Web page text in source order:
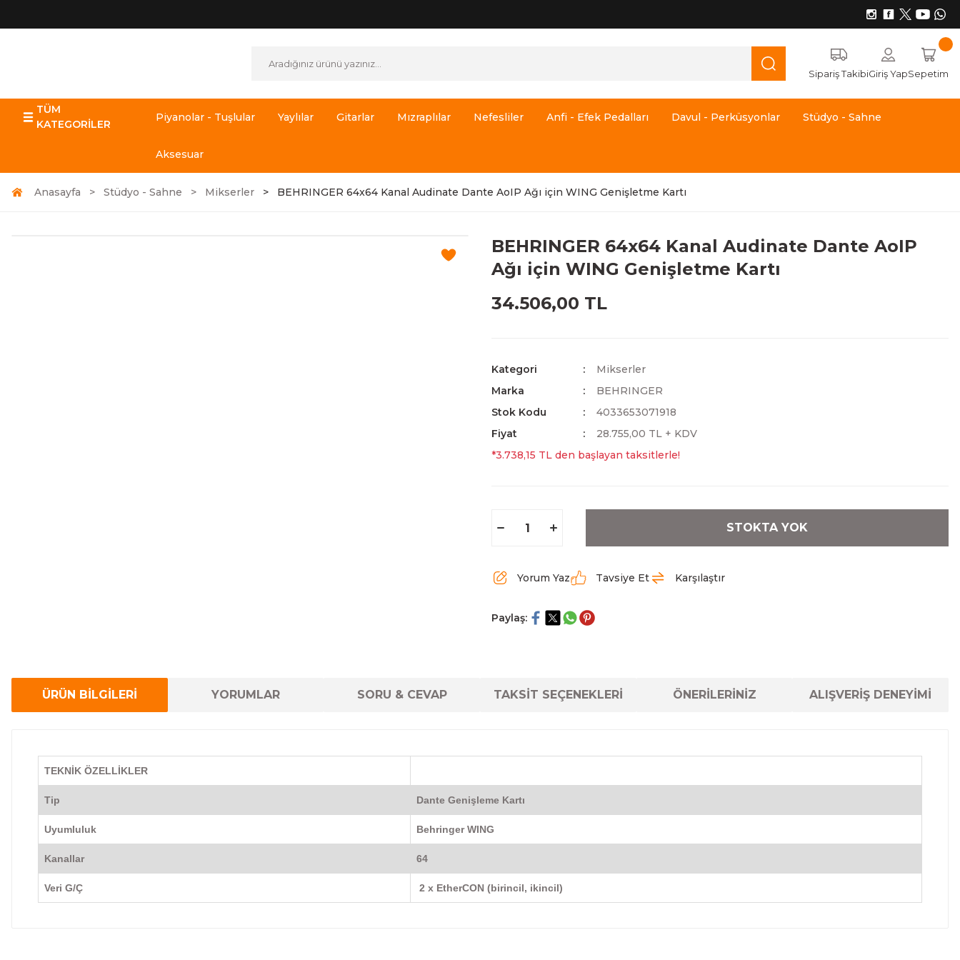
Sipariş TakibiGiriş YapSepetim
TÜM
KATEGORİLER
Piyanolar - Tuşlular Yaylılar Gitarlar Mızraplılar Nefesliler Anfi - Efek Pedalları Davul - Perküsyonlar Stüdyo - Sahne
Aksesuar
Anasayfa Stüdyo - Sahne Mikserler BEHRINGER 64x64 Kanal Audinate Dante AoIP Ağı için WING Genişletme Kartı
BEHRINGER 64x64 Kanal Audinate Dante AoIP
Ağı için WING Genişletme Kartı
34.506,00 TL
Kategori
Mikserler
Marka
BEHRINGER
Stok Kodu
4033653071918
Fiyat
28.755,00 TL + KDV
*3.738,15 TL den başlayan taksitlerle!
STOKTA YOK
Yorum Yaz Tavsiye Et Karşılaştır
Paylaş:
ÜRÜN BİLGİLERİ YORUMLAR SORU & CEVAP TAKSİT SEÇENEKLERİ ÖNERİLERİNİZ ALIŞVERİŞ DENEYİMİ
TEKNİK ÖZELLİKLER
Tip Dante Genişleme Kartı
Uyumluluk Behringer WING
Kanallar 64
Veri G/Ç 2 x EtherCON (birincil, ikincil)